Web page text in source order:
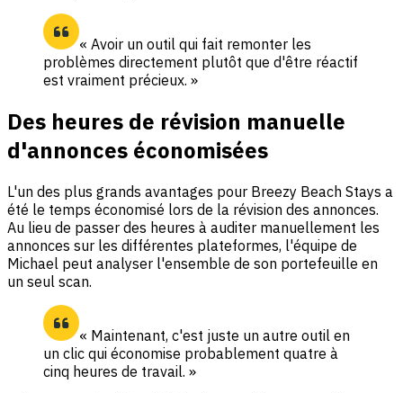
« Avoir un outil qui fait remonter les
problèmes directement plutôt que d'être réactif
est vraiment précieux. »
Des heures de révision manuelle
d'annonces économisées
L'un des plus grands avantages pour Breezy Beach Stays a
été le temps économisé lors de la révision des annonces.
Au lieu de passer des heures à auditer manuellement les
annonces sur les différentes plateformes, l'équipe de
Michael peut analyser l'ensemble de son portefeuille en
un seul scan.
« Maintenant, c'est juste un autre outil en
un clic qui économise probablement quatre à
cinq heures de travail. »